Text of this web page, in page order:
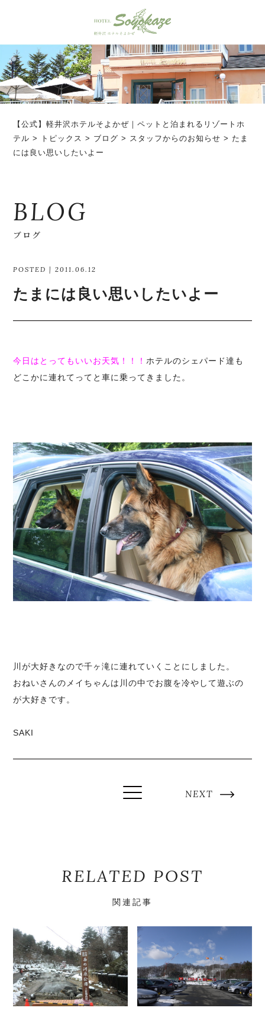
【公式】軽井沢ホテルそよかぜ｜ペットと泊まれるリゾートホ
テル > トピックス > ブログ > スタッフからのお知らせ > たま
には良い思いしたいよー
BLOG
ブログ
POSTED | 2011.06.12
たまには良い思いしたいよー
今日はとってもいいお天気！！！ ホテルのシェパード達も
どこかに連れてってと車に乗ってきました。
川が大好きなので千ヶ滝に連れていくことにしました。
おねいさんのメイちゃんは川の中でお腹を冷やして遊ぶの
が大好きです。
SAKI
NEXT
RELATED POST
関連記事